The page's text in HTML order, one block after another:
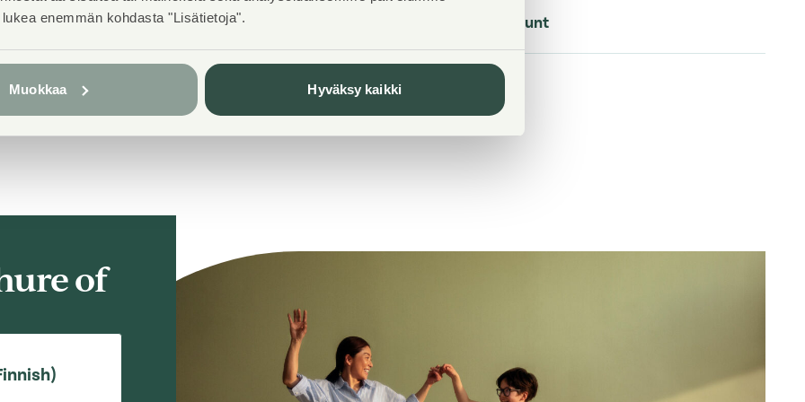
enemmän kohdasta "Lisätietoja".
Muokkaa Hyväksy kaikki
House sauna Apartment count
of